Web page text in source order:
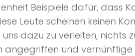
Beispiele dafür, dass
Leute scheinen keinen
dazu zu verleiten,
und vernünftige